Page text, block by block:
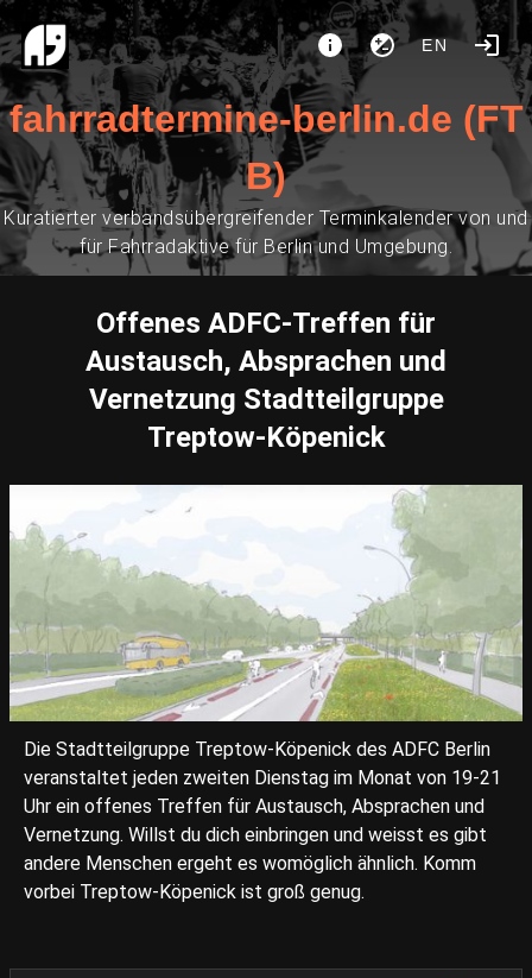
EN
fahrradtermine-berlin.de (FT
B)
Kuratierter verbandsübergreifender Terminkalender von und
für Fahrradaktive für Berlin und Umgebung.
Offenes ADFC-Treffen für
Austausch, Absprachen und
Vernetzung Stadtteilgruppe
Treptow-Köpenick
Die Stadtteilgruppe Treptow-Köpenick des ADFC Berlin
veranstaltet jeden zweiten Dienstag im Monat von 19-21
Uhr ein offenes Treffen für Austausch, Absprachen und
Vernetzung. Willst du dich einbringen und weisst es gibt
andere Menschen ergeht es womöglich ähnlich. Komm
vorbei Treptow-Köpenick ist groß genug.